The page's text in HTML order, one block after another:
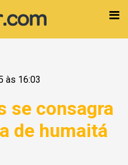
às 16:03
se consagra
de humaitá